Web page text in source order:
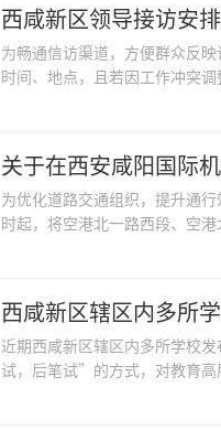
西咸新区领导接访安
为畅通信访渠道，方便群众反
时间、地点，且若因工作冲突
关于在西安咸阳国际
为优化道路交通组织，提升通
时起，将空港北一路西段、空
西咸新区辖区内多所
近期西咸新区辖区内多所学校
试，后笔试”的方式，对教育高